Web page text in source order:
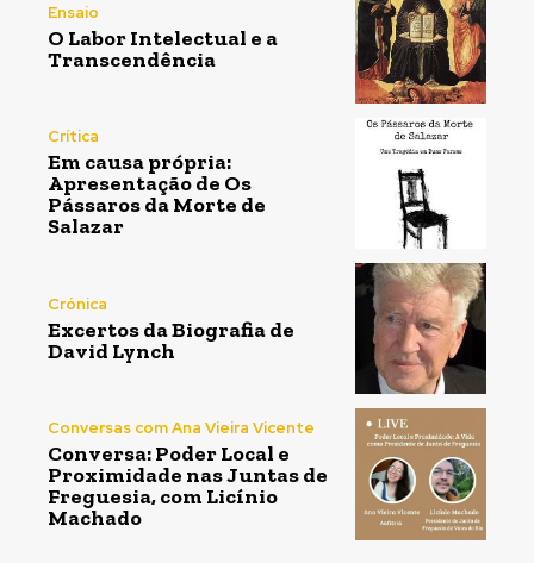
Ensaio
O Labor Intelectual e a
Transcendência
Crítica
Em causa própria:
Apresentação de Os
Pássaros da Morte de
Salazar
Crónica
Excertos da Biografia de
David Lynch
Conversas com Ana Vieira Vicente
Conversa: Poder Local e
Proximidade nas Juntas de
Freguesia, com Licínio
Machado